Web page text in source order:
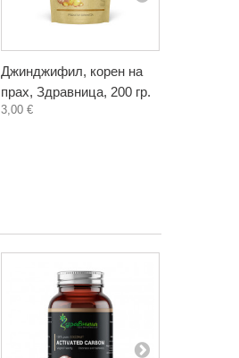
Джинджифил, корен на
прах, Здравница, 200 гр.
3,00 €